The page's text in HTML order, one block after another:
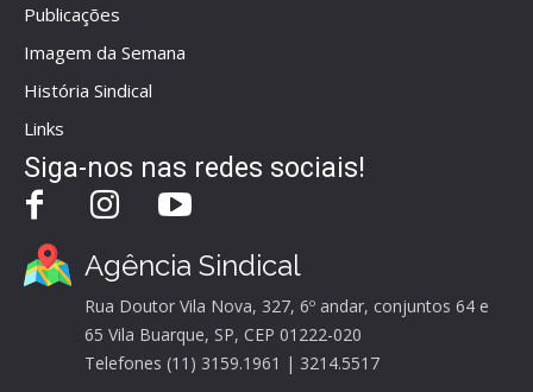
Publicações
Imagem da Semana
História Sindical
Links
Siga-nos nas redes sociais!
Agência Sindical
Rua Doutor Vila Nova, 327, 6º andar, conjuntos 64 e
65 Vila Buarque, SP, CEP 01222-020
Telefones (11) 3159.1961 | 3214.5517